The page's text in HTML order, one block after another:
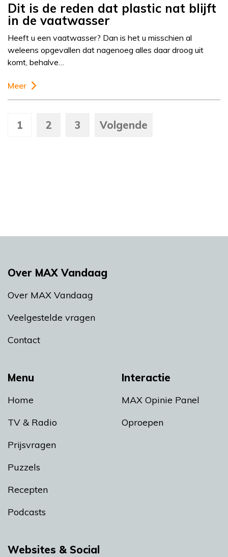
Dit is de reden dat plastic nat blijft
in de vaatwasser
Heeft u een vaatwasser? Dan is het u misschien al
weleens opgevallen dat nagenoeg alles daar droog uit
komt, behalve…
Meer
1 2 3 Volgende
Menu
Home
TV & Radio
Prijsvragen
Puzzels
Recepten
Podcasts
Interactie
MAX Opinie Panel
Oproepen
Over MAX Vandaag
Over MAX Vandaag
Veelgestelde vragen
Contact
Websites & Social